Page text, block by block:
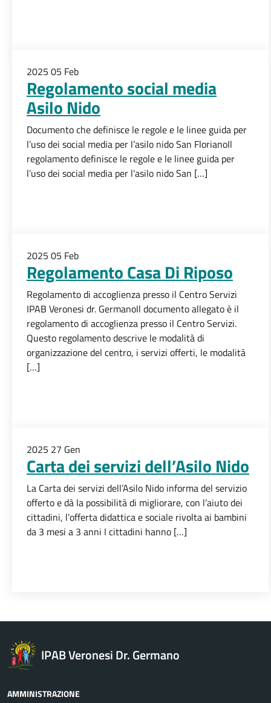
2025 05 Feb
Regolamento social media
Asilo Nido
Documento che definisce le regole e le linee guida per
l’uso dei social media per l’asilo nido San FlorianoIl
regolamento definisce le regole e le linee guida per
l’uso dei social media per l’asilo nido San […]
2025 05 Feb
Regolamento Casa Di Riposo
Regolamento di accoglienza presso il Centro Servizi
IPAB Veronesi dr. GermanoIl documento allegato è il
regolamento di accoglienza presso il Centro Servizi.
Questo regolamento descrive le modalità di
organizzazione del centro, i servizi offerti, le modalità
[…]
2025 27 Gen
Carta dei servizi dell’Asilo Nido
La Carta dei servizi dell’Asilo Nido informa del servizio
offerto e dà la possibilità di migliorare, con l’aiuto dei
cittadini, l’offerta didattica e sociale rivolta ai bambini
da 3 mesi a 3 anni I cittadini hanno […]
IPAB Veronesi Dr. Germano
AMMINISTRAZIONE